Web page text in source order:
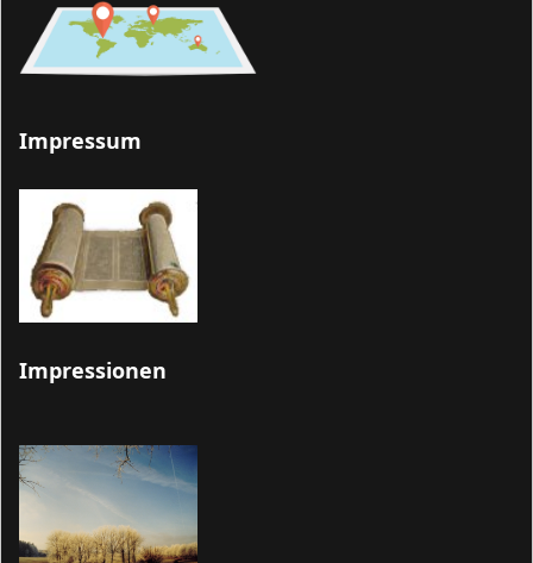
Impressum
Impressionen